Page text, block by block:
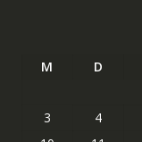
M D
3
4